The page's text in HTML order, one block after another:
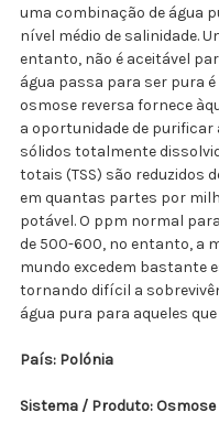
uma combinação de água
nível médio de salinidade.
entanto, não é aceitável
água passa para ser pura
osmose reversa fornece
a oportunidade de purificar
sólidos totalmente
totais (TSS) são reduzidos
em quantas partes por
potável. O ppm normal
de 500-600, no entanto, a
mundo excedem bastante
tornando difícil a
água pura para aqueles
País: Polónia
Sistema / Produto: Osmose